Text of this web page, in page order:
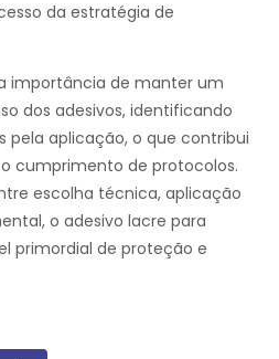
da estratégia de
importância de manter um
dos adesivos, identificando
pela aplicação, o que contribui
cumprimento de protocolos.
escolha técnica, aplicação
o adesivo lacre para
primordial de proteção e